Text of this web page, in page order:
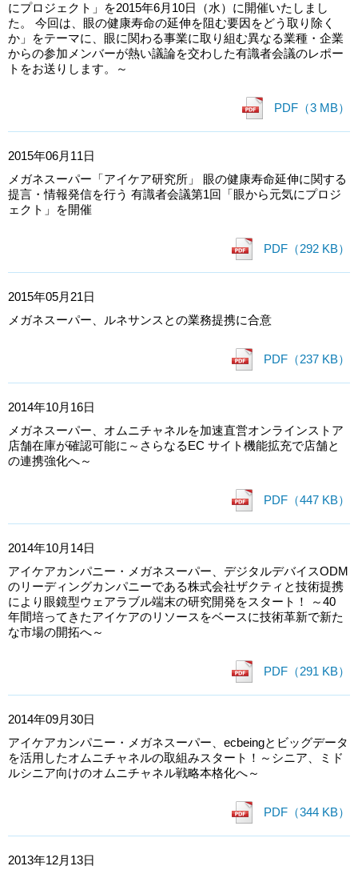
にプロジェクト」を2015年6月10日（水）に開催いたしまし
た。 今回は、眼の健康寿命の延伸を阻む要因をどう取り除く
か」をテーマに、眼に関わる事業に取り組む異なる業種・企業
からの参加メンバーが熱い議論を交わした有識者会議のレポー
トをお送りします。～
PDF（3 MB）
2015年06月11日
メガネスーパー「アイケア研究所」 眼の健康寿命延伸に関する
提言・情報発信を行う 有識者会議第1回「眼から元気にプロジ
ェクト」を開催
PDF（292 KB）
2015年05月21日
メガネスーパー、ルネサンスとの業務提携に合意
PDF（237 KB）
2014年10月16日
メガネスーパー、オムニチャネルを加速直営オンラインストア
店舗在庫が確認可能に～さらなるEC サイト機能拡充で店舗と
の連携強化へ～
PDF（447 KB）
2014年10月14日
アイケアカンパニー・メガネスーパー、デジタルデバイスODM
のリーディングカンパニーである株式会社ザクティと技術提携
により眼鏡型ウェアラブル端末の研究開発をスタート！ ～40
年間培ってきたアイケアのリソースをベースに技術革新で新た
な市場の開拓へ～
PDF（291 KB）
2014年09月30日
アイケアカンパニー・メガネスーパー、ecbeingとビッグデータ
を活用したオムニチャネルの取組みスタート！～シニア、ミド
ルシニア向けのオムニチャネル戦略本格化へ～
PDF（344 KB）
2013年12月13日